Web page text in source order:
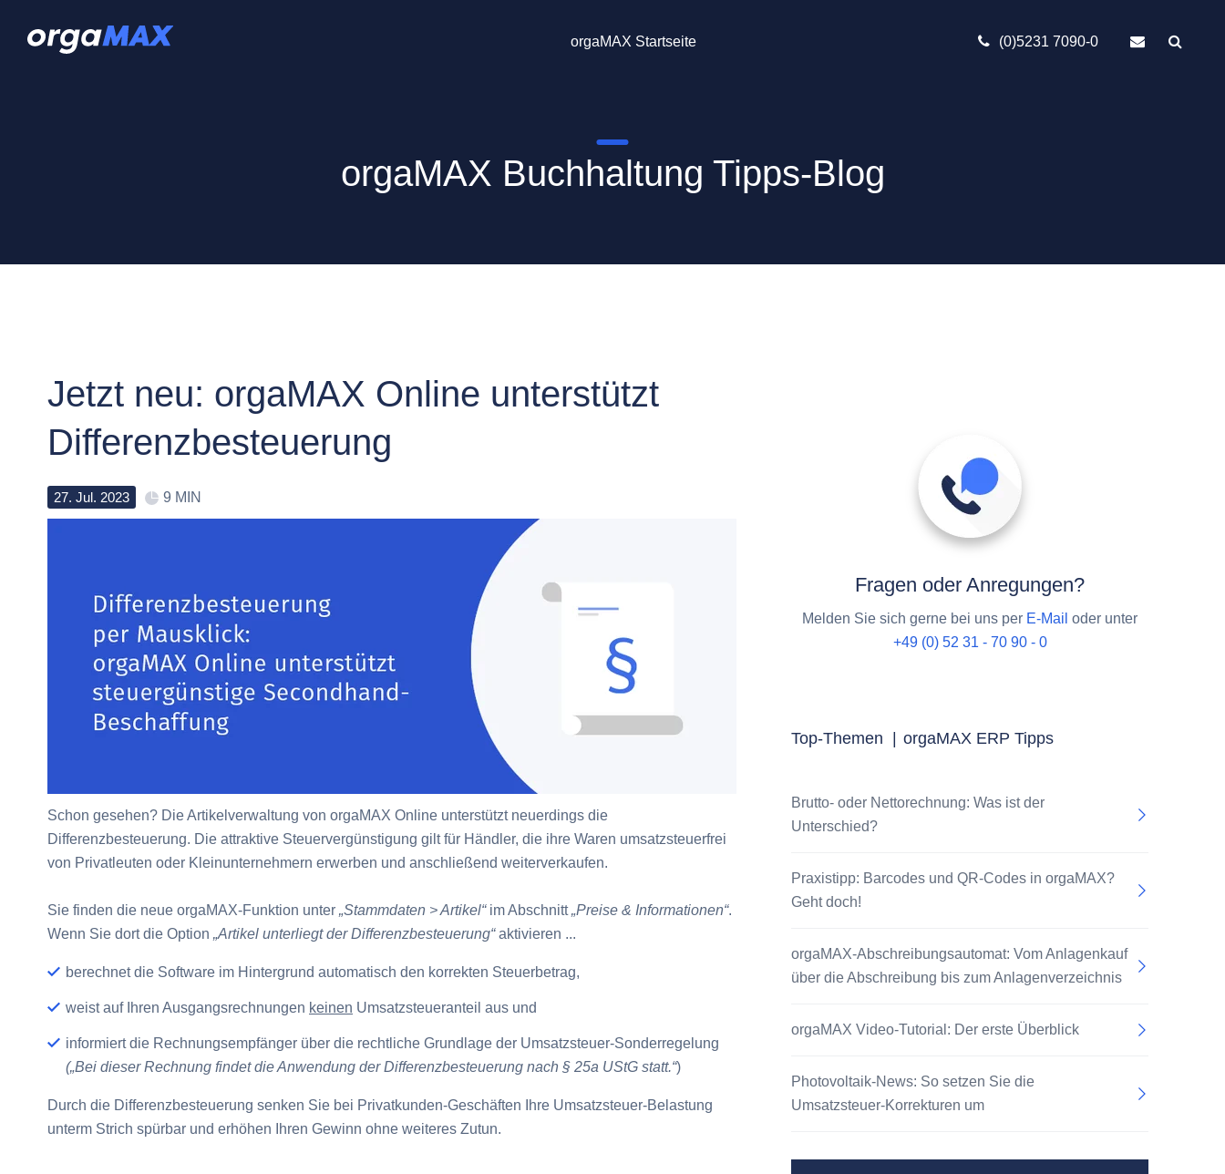
orgaMAX Startseite (0)5231 7090-0
orgaMAX Buchhaltung Tipps-Blog
Jetzt neu: orgaMAX Online unterstützt
Differenzbesteuerung
27. Jul. 2023 9 MIN
Schon gesehen? Die Artikelverwaltung von orgaMAX Online unterstützt neuerdings die
Differenzbesteuerung. Die attraktive Steuervergünstigung gilt für Händler, die ihre Waren umsatzsteuerfrei
von Privatleuten oder Kleinunternehmern erwerben und anschließend weiterverkaufen.
Sie finden die neue orgaMAX-Funktion unter „Stammdaten > Artikel“im Abschnitt„Preise & Informationen“.
Wenn Sie dort die Option „Artikel unterliegt der Differenzbesteuerung“aktivieren ...
berechnet die Software im Hintergrund automatisch den korrekten Steuerbetrag,
weist auf Ihren Ausgangsrechnungen keinen Umsatzsteueranteil aus und
informiert die Rechnungsempfänger über die rechtliche Grundlage der Umsatzsteuer-Sonderregelung
(„Bei dieser Rechnung findet die Anwendung der Differenzbesteuerung nach § 25a UStG statt.“)
Durch die Differenzbesteuerung senken Sie bei Privatkunden-Geschäften Ihre Umsatzsteuer-Belastung
unterm Strich spürbar und erhöhen Ihren Gewinn ohne weiteres Zutun.
Fragen oder Anregungen?
Melden Sie sich gerne bei uns per E-Mail oder unter
+49 (0) 52 31 - 70 90 - 0
Top-Themen | orgaMAX ERP Tipps
Brutto- oder Nettorechnung: Was ist der
Unterschied?
Praxistipp: Barcodes und QR-Codes in orgaMAX?
Geht doch!
orgaMAX-Abschreibungsautomat: Vom Anlagenkauf
über die Abschreibung bis zum Anlagenverzeichnis
orgaMAX Video-Tutorial: Der erste Überblick
Photovoltaik-News: So setzen Sie die
Umsatzsteuer-Korrekturen um